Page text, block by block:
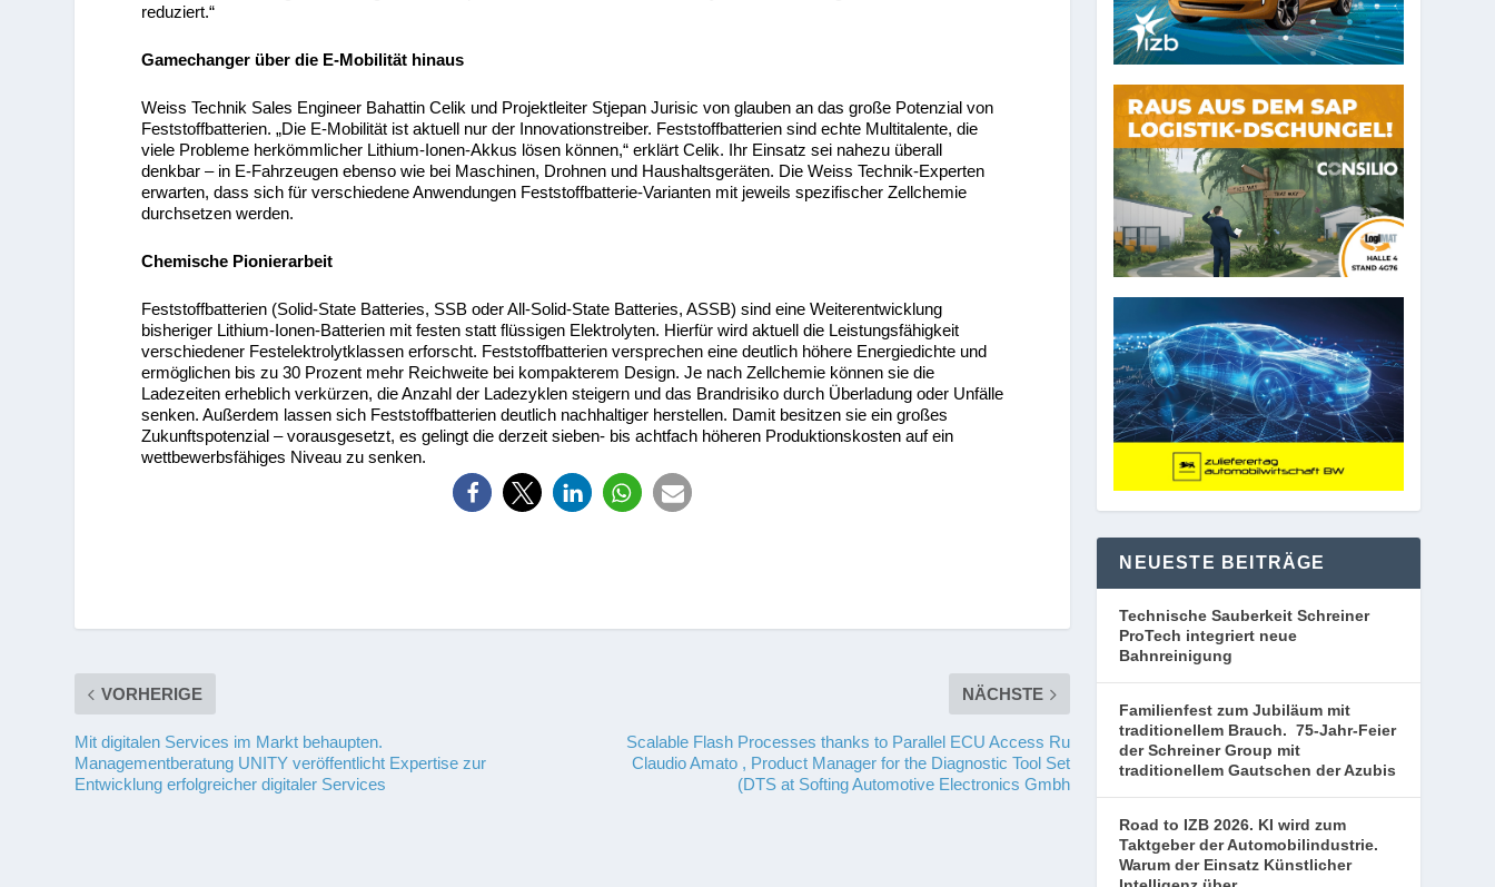
reduziert.“
Gamechanger über die E-Mobilität hinaus
Weiss Technik Sales Engineer Bahattin Celik und Projektleiter Stjepan Jurisic von glauben an das große Potenzial von
Feststoffbatterien. „Die E-Mobilität ist aktuell nur der Innovationstreiber. Feststoffbatterien sind echte Multitalente, die
viele Probleme herkömmlicher Lithium-Ionen-Akkus lösen können,“ erklärt Celik. Ihr Einsatz sei nahezu überall
denkbar – in E-Fahrzeugen ebenso wie bei Maschinen, Drohnen und Haushaltsgeräten. Die Weiss Technik-Experten
erwarten, dass sich für verschiedene Anwendungen Feststoffbatterie-Varianten mit jeweils spezifischer Zellchemie
durchsetzen werden.
Chemische Pionierarbeit
Feststoffbatterien (Solid-State Batteries, SSB oder All-Solid-State Batteries, ASSB) sind eine Weiterentwicklung
bisheriger Lithium-Ionen-Batterien mit festen statt flüssigen Elektrolyten. Hierfür wird aktuell die Leistungsfähigkeit
verschiedener Festelektrolytklassen erforscht. Feststoffbatterien versprechen eine deutlich höhere Energiedichte und
ermöglichen bis zu 30 Prozent mehr Reichweite bei kompakterem Design. Je nach Zellchemie können sie die
Ladezeiten erheblich verkürzen, die Anzahl der Ladezyklen steigern und das Brandrisiko durch Überladung oder Unfälle
senken. Außerdem lassen sich Feststoffbatterien deutlich nachhaltiger herstellen. Damit besitzen sie ein großes
Zukunftspotenzial – vorausgesetzt, es gelingt die derzeit sieben- bis achtfach höheren Produktionskosten auf ein
wettbewerbsfähiges Niveau zu senken.
VORHERIGE
Mit digitalen Services im Markt behaupten.
Managementberatung UNITY veröffentlicht Expertise zur
Entwicklung erfolgreicher digitaler Services
NÄCHSTE
Scalable Flash Processes thanks to Parallel ECU Access Ru
Claudio Amato , Product Manager for the Diagnostic Tool Set
(DTS at Softing Automotive Electronics Gmbh
NEUESTE BEITRÄGE
Technische Sauberkeit Schreiner
ProTech integriert neue
Bahnreinigung
Familienfest zum Jubiläum mit
traditionellem Brauch. 75-Jahr-Feier
der Schreiner Group mit
traditionellem Gautschen der Azubis
Road to IZB 2026. KI wird zum
Taktgeber der Automobilindustrie.
Warum der Einsatz Künstlicher